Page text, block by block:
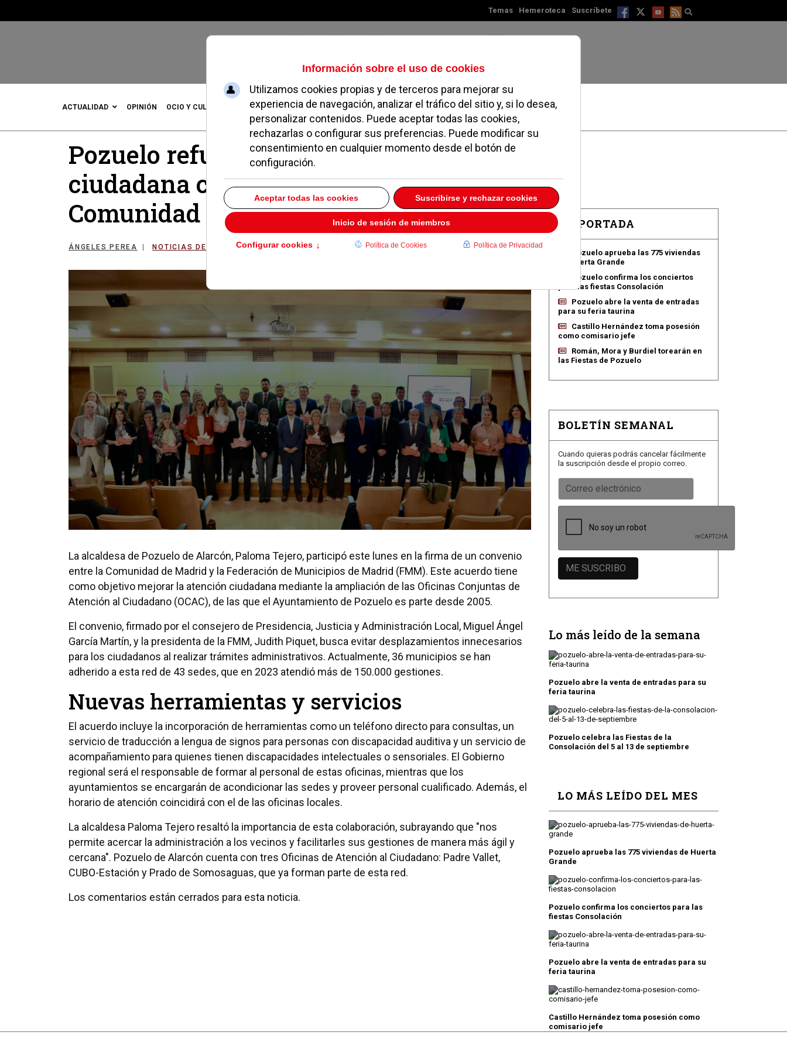
Temas Hemeroteca Suscríbete
Viernes, 07 de agosto de 2026
ACTUALIDAD OPINIÓN OCIO Y CULTURA DEPORTES MADRID NOROESTE SOCIEDAD MAGAZINE SERVICIOS
Pozuelo refuerza su atención
ciudadana con nuevo convenio entre la
Comunidad de Madrid y la FMM
ÁNGELES PEREA NOTICIAS DE POZUELO 22 OCTUBRE 2024
La alcaldesa de Pozuelo de Alarcón, Paloma Tejero, participó este lunes en la firma de un convenio
entre la Comunidad de Madrid y la Federación de Municipios de Madrid (FMM). Este acuerdo tiene
como objetivo mejorar la atención ciudadana mediante la ampliación de las Oficinas Conjuntas de
Atención al Ciudadano (OCAC), de las que el Ayuntamiento de Pozuelo es parte desde 2005.
El convenio, firmado por el consejero de Presidencia, Justicia y Administración Local, Miguel Ángel
García Martín, y la presidenta de la FMM, Judith Piquet, busca evitar desplazamientos innecesarios
para los ciudadanos al realizar trámites administrativos. Actualmente, 36 municipios se han
adherido a esta red de 43 sedes, que en 2023 atendió más de 150.000 gestiones.
Nuevas herramientas y servicios
El acuerdo incluye la incorporación de herramientas como un teléfono directo para consultas, un
servicio de traducción a lengua de signos para personas con discapacidad auditiva y un servicio de
acompañamiento para quienes tienen discapacidades intelectuales o sensoriales. El Gobierno
regional será el responsable de formar al personal de estas oficinas, mientras que los
ayuntamientos se encargarán de acondicionar las sedes y proveer personal cualificado. Además, el
horario de atención coincidirá con el de las oficinas locales.
La alcaldesa Paloma Tejero resaltó la importancia de esta colaboración, subrayando que "nos
permite acercar la administración a los vecinos y facilitarles sus gestiones de manera más ágil y
cercana". Pozuelo de Alarcón cuenta con tres Oficinas de Atención al Ciudadano: Padre Vallet,
CUBO-Estación y Prado de Somosaguas, que ya forman parte de esta red.
Los comentarios están cerrados para esta noticia.
EN PORTADA
Pozuelo aprueba las 775 viviendas
de Huerta Grande
Pozuelo confirma los conciertos
para las fiestas Consolación
Pozuelo abre la venta de entradas
para su feria taurina
Castillo Hernández toma posesión
como comisario jefe
Román, Mora y Burdiel torearán en
las Fiestas de Pozuelo
BOLETÍN SEMANAL
Cuando quieras podrás cancelar fácilmente
la suscripción desde el propio correo.
Lo más leído de la semana
Pozuelo abre la venta de entradas para su
feria taurina
Pozuelo celebra las Fiestas de la
Consolación del 5 al 13 de septiembre
LO MÁS LEÍDO DEL MES
Pozuelo aprueba las 775 viviendas de Huerta
Grande
Pozuelo confirma los conciertos para las
fiestas Consolación
Pozuelo abre la venta de entradas para su
feria taurina
Castillo Hernández toma posesión como
comisario jefe